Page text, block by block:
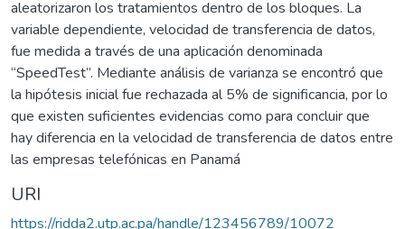
aleatorizaron los tratamientos dentro de los bloques. La
variable dependiente, velocidad de transferencia de datos,
fue medida a través de una aplicación denominada
“SpeedTest”. Mediante análisis de varianza se encontró que
la hipótesis inicial fue rechazada al 5% de significancia, por lo
que existen suficientes evidencias como para concluir que
hay diferencia en la velocidad de transferencia de datos entre
las empresas telefónicas en Panamá
URI
https://ridda2.utp.ac.pa/handle/123456789/10072